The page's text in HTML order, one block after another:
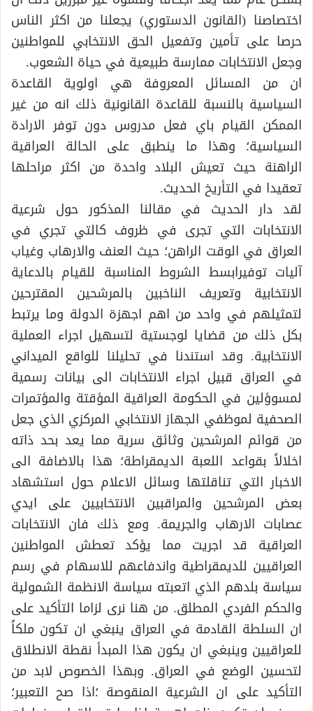
اختصاصنا (القانون الدستوري) يجعلنا من اكثر الناس
حرصا على تأمين وتفعيل الحق الانتخابي للمواطنين
وجعل الانتخابات ممارسة طبيعية في حياة الشعوب.
ان من المسائل المعروفة هي اولوية القاعدة
السياسية بالنسبة للقاعدة القانونية ذلك انه من غير
الممكن القيام باي فعل مدروس دون توفر الارادة
السياسية؛ وهذا ما ينطبق على الحالة العراقية
الراهنة حيث تعيش البلاد واحدة من اكثر مراحلها
تعقيدا في التأريخ الحديث.
لقد دار الحديث في مقالنا المذكور حول شرعية
الانتخابات التي تجرى في ظروف كالتي تجري في
العراق في الوقت الراهن؛ حيث العنف والارهاب وغياب
آليات توفيرابسط الشروط المناسبة للقيام بالدعاية
الانتخابية وتعريف الناخبين بالمرشحين المقترحين
لتمثيلهم في واحد من اهم اجهزة الدولة وما يرتبط
بكل ذلك من قضايا لوجستية لتسهيل اجراء العملية
الانتخابية. وقد استندنا في تحليلنا للواقع الميداني
في العراق قبيل اجراء الانتخابات الى بيانات رسمية
لمسوؤلين في الحكومة العراقية المؤقتة والمؤتمرات
الصحفية لموظفي الجهاز الانتخابي المركزي الذي جعل
من قوائم المرشحين وثائق سرية مما يعد بحد ذاته
اخلالاً بقواعد اللعبة الديمقراطة؛ هذا بالاضافة الى
الاخبار التي تناقلتها وسائل الاعلام حول استشهاد
بعض المرشحين والمراقبين الانتخابيين على ايدي
عصابات الارهاب والجريمة. ومع ذلك فان الانتخابات
العراقية قد اجريت مما يؤكد تعطش المواطنين
العراقيين للديمقراطية واندفاعهم للاسهام في رسم
سياسة بلدهم الذي اتعبته سياسة الانظمة الشمولية
والحكم الفردي المطلق. من هنا نرى لزاما التأكيد على
ان السلطة القادمة في العراق ينبغي ان تكون ملكاً
للعراقيين وينبغي ان يكون هذا المبدأ نقطة الانطلاق
لتحسين الوضع في العراق. وبهذا الخصوص لابد من
التأكيد على ان الشرعية المنقوصة ؛اذا صح التعبير؛